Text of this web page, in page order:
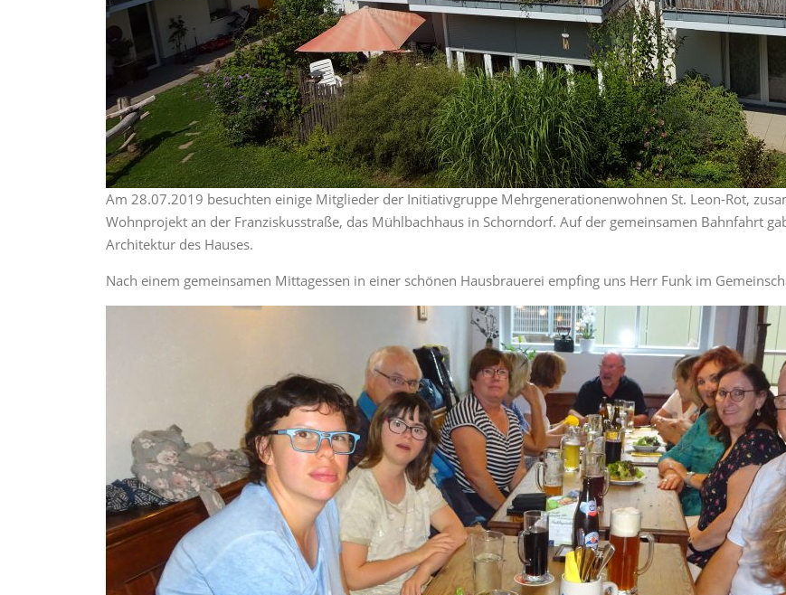
Am 28.07.2019 besuchten einige Mitglieder der Initiativgruppe Mehrgenerationenwohnen St. Leon-Rot,
Wohnprojekt an der Franziskusstraße, das Mühlbachhaus in Schorndorf. Auf der gemeinsamen Bahnfahrt
Architektur des Hauses.
Nach einem gemeinsamen Mittagessen in einer schönen Hausbrauerei empfing uns Herr Funk im